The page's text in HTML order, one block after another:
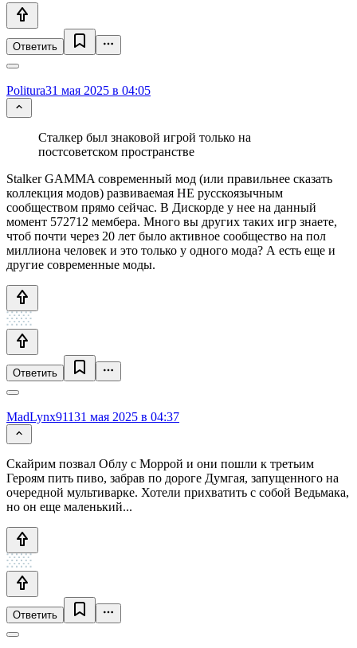
Ответить
Politura31 мая 2025 в 04:05
Сталкер был знаковой игрой только на
постсоветском пространстве
Stalker GAMMA современный мод (или правильнее сказать
коллекция модов) развиваемая НЕ русскоязычным
сообществом прямо сейчас. В Дискорде у нее на данный
момент 572712 мембера. Много вы других таких игр знаете,
чтоб почти через 20 лет было активное сообщество на пол
миллиона человек и это только у одного мода? А есть еще и
другие современные моды.
Ответить
MadLynx91131 мая 2025 в 04:37
Скайрим позвал Облу с Моррой и они пошли к третьим
Героям пить пиво, забрав по дороге Думгая, запущенного на
очередной мультиварке. Хотели прихватить с собой Ведьмака,
но он еще маленький...
Ответить